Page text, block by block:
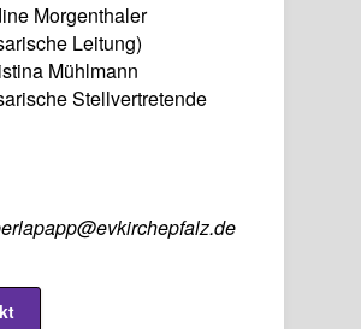
Morgenthaler
Leitung)
Mühlmann
Stellvertretende